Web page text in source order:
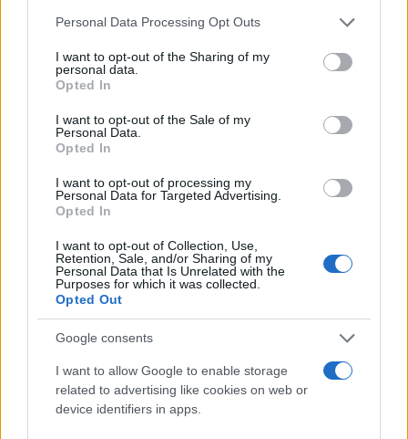
Please note that this website/app uses one or more Google
not limited to your visit or usage behaviour. You may click to
grant or deny consent to Google and its third-party tags to
use your data for below specified purposes in below Google
consent section.
Personal Data Processing Opt Outs
I want to opt-out of the Sharing of my
personal data.
Opted In
I want to opt-out of the Sale of my
Personal Data.
Opted In
I want to opt-out of processing my
Personal Data for Targeted Advertising.
Opted In
I want to opt-out of Collection, Use,
Retention, Sale, and/or Sharing of my
Personal Data that Is Unrelated with the
Purposes for which it was collected.
Opted Out
Google consents
I want to allow Google to enable storage
related to advertising like cookies on web or
device identifiers in apps.
όπως αυτή της απαγωγής του στρατιώτη Gilad
τούνελ επίθεσης και κρυψώνας", είπε.
"Η επόμενη φάση ήταν οι στρατηγικές επιθετικές
σήραγγες που αποκαλύφθηκαν κατά τη διάρκεια
χρόνια. Αυτές οι νέες σήραγγες αντιστοιχούσαν
στην αυξανόμενη επιχειρησιακή όρεξη της Χαμάς,
της οποίας οι ηγέτες έβλεπαν ότι ήταν πάντα
επιτυχείς - και ότι οι ισραηλινές αμυντικές
δυνάμεις είχαν μόνο ένα πενιχρή απάντηση σε
αυτό».
Η αρχική χρήση για λαθρεμπόριο και για επανένωση
οικογενειών